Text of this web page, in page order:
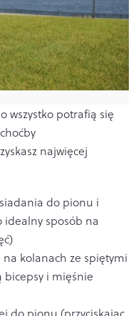
wszystko potrafią się
najwięcej
do pionu i
sposób na
kolanach ze spiętymi
i mięśnie